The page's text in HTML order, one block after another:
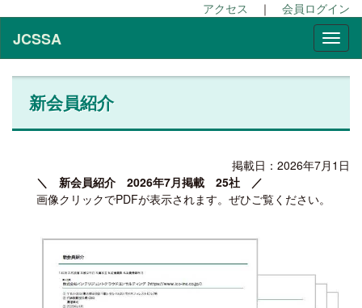
アクセス ｜ 会員ログイン
JCSSA
新会員紹介
掲載日：2026年7月1日
＼ 新会員紹介 2026年7月掲載 25社 ／
画像クリックでPDFが表示されます。ぜひご覧ください。